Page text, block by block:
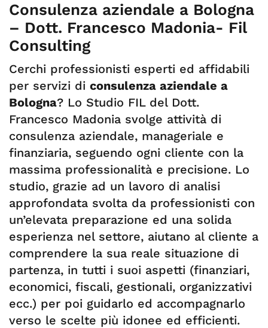
Consulenza aziendale a Bologna
– Dott. Francesco Madonia- Fil
Consulting
Cerchi professionisti esperti ed affidabili
per servizi di consulenza aziendale a
Bologna? Lo Studio FIL del Dott.
Francesco Madonia svolge attività di
consulenza aziendale, manageriale e
finanziaria, seguendo ogni cliente con la
massima professionalità e precisione. Lo
studio, grazie ad un lavoro di analisi
approfondata svolta da professionisti con
un’elevata preparazione ed una solida
esperienza nel settore, aiutano al cliente a
comprendere la sua reale situazione di
partenza, in tutti i suoi aspetti (finanziari,
economici, fiscali, gestionali, organizzativi
ecc.) per poi guidarlo ed accompagnarlo
verso le scelte più idonee ed efficienti.